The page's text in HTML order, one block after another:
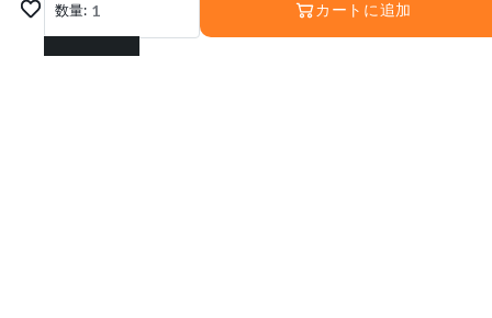
数量: 1
1
カートに追加